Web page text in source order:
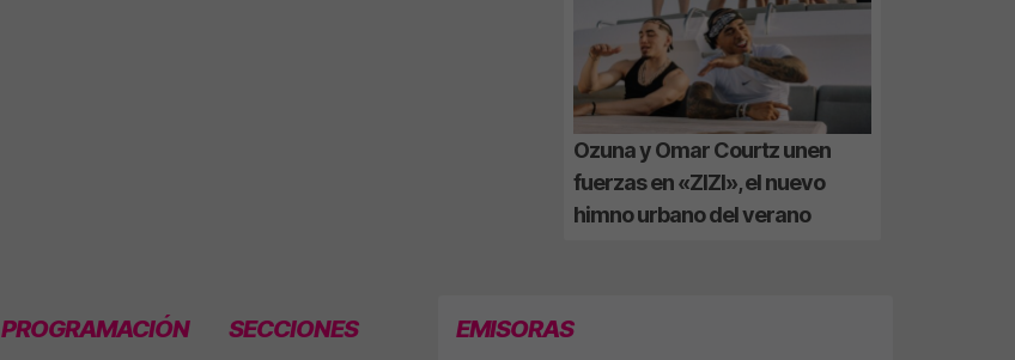
Ozuna y Omar Courtz unen
fuerzas en «ZIZI», el nuevo
himno urbano del verano
PROGRAMACIÓN SECCIONES EMISORAS